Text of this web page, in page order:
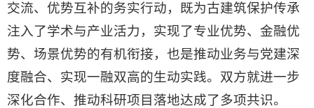
交流、优势互补的务实行动，既为古建筑保护传承
注入了学术与产业活力，实现了专业优势、金融优
势、场景优势的有机衔接，也是推动业务与党建深
度融合、实现一融双高的生动实践。双方就进一步
深化合作、推动科研项目落地达成了多项共识。